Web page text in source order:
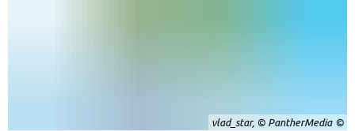
vlad_star, © PantherMedia